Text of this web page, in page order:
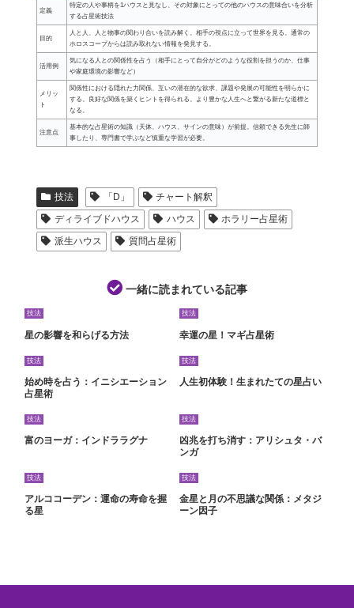
定義
特定の人や事柄を1ハウスと見なし、その対象にとっての他のハウスの意味合いを分析
する占星術技法
目的
人と人、人と物事の関わり合いを読み解く。相手の視点に立って世界を見る。通常の
ホロスコープからは読み取れない情報を発見する。
活用例
気になる人との関係性を占う（相手にとって自分がどのような役割を担うのか、仕事
や家庭環境の影響など）
メリッ
ト
関係性における隠れた力関係、互いの潜在的な欲求、課題や発展の可能性を明らかに
する。良好な関係を築くヒントを得られる。より豊かな人生へと繋がる新たな道標と
なる。
注意点
基本的な占星術の知識（天体、ハウス、サインの意味）が前提。信頼できる先生に師
事したり、専門書で学ぶなど慎重な学習が必要。
技法 「D」
チャート解釈
ディライブドハウス
ハウス
ホラリー占星術
派生ハウス
質問占星術
一緒に読まれている記事
技法
星の影響を和らげる方法
技法
幸運の星！マギ占星術
技法
始め時を占う：イニシエーション
占星術
技法
人生初体験！生まれたての星占い
技法
富のヨーガ：インドララグナ
技法
凶兆を打ち消す：アリシュタ・バ
ンガ
技法
アルココーデン：運命の寿命を握
る星
技法
金星と月の不思議な関係：メタジ
ーン因子